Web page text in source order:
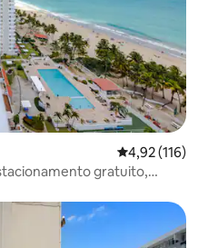
Classificação
4,92 (116)
gratuito,